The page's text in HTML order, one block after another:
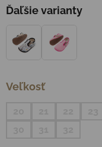
Ďaľšie varianty
Veľkosť